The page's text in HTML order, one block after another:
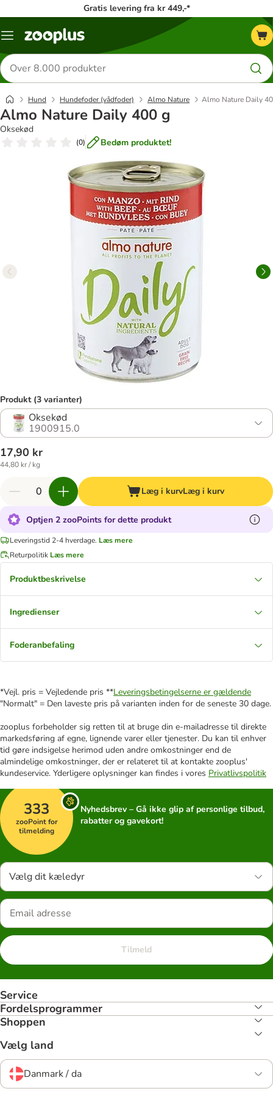
Gratis levering fra kr 449,-*
Menu
Søg
efter
produkter
Hund Hundefoder (vådfoder) Almo Nature Almo Nature Daily
Almo Nature Daily 400 g
Oksekød
(0) Bedøm produktet!
Produkt (3 varianter)
Oksekød
1900915.0
17,90 kr
44,80 kr / kg
Læg i kurvLæg i kurv
Optjen 2 zooPoints for dette produkt
Leveringstid 2-4 hverdage. Læs mere
Returpolitik Læs mere
Produktbeskrivelse
Ingredienser
Foderanbefaling
*Vejl. pris = Vejledende pris **Leveringsbetingelserne er gældende
"Normalt" = Den laveste pris på varianten inden for de seneste 30 dage.
zooplus forbeholder sig retten til at bruge din e-mailadresse til direkte
markedsføring af egne, lignende varer eller tjenester. Du kan til enhver
tid gøre indsigelse herimod uden andre omkostninger end de
almindelige omkostninger, der er relateret til at kontakte zooplus'
kundeservice. Yderligere oplysninger kan findes i vores Privatlivspolitik
333
zooPoint for
tilmelding
Nyhedsbrev – Gå ikke glip af personlige tilbud,
rabatter og gavekort!
Vælg dit kæledyr
Tilmeld
Service
Fordelsprogrammer
Shoppen
Vælg land
Danmark / da